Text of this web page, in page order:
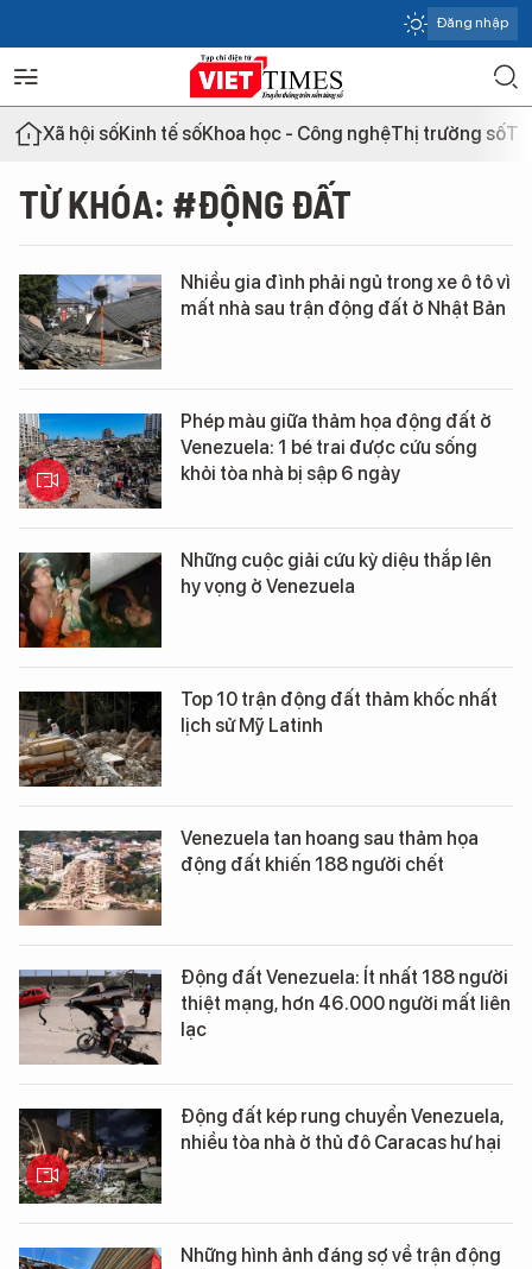
Đăng nhập
Xã hội sốKinh tế sốKhoa học - Công nghệThị trường số
TỪ KHÓA: #ĐỘNG ĐẤT
Nhiều gia đình phải ngủ trong xe ô tô vì
mất nhà sau trận động đất ở Nhật Bản
Phép màu giữa thảm họa động đất ở
Venezuela: 1 bé trai được cứu sống
khỏi tòa nhà bị sập 6 ngày
Những cuộc giải cứu kỳ diệu thắp lên
hy vọng ở Venezuela
Top 10 trận động đất thảm khốc nhất
lịch sử Mỹ Latinh
Venezuela tan hoang sau thảm họa
động đất khiến 188 người chết
Động đất Venezuela: Ít nhất 188 người
thiệt mạng, hơn 46.000 người mất liên
lạc
Động đất kép rung chuyển Venezuela,
nhiều tòa nhà ở thủ đô Caracas hư hại
Những hình ảnh đáng sợ về trận động